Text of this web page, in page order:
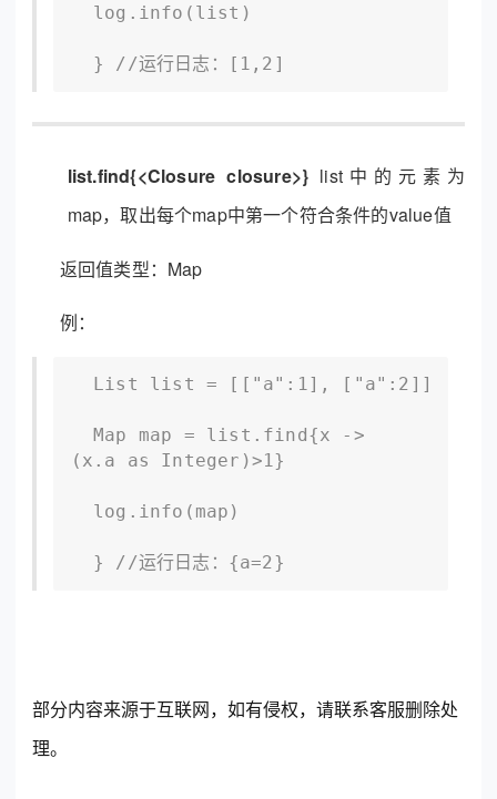
log.info(list)
} //运行日志：[1,2]
list.find{<Closure closure>} list中的元素为
map，取出每个map中第一个符合条件的value值
返回值类型：Map
例：
List list = [["a":1], ["a":2]]
Map map = list.find{x ->
(x.a as Integer)>1}
log.info(map)
} //运行日志：{a=2}
部分内容来源于互联网，如有侵权，请联系客服删除处
理。